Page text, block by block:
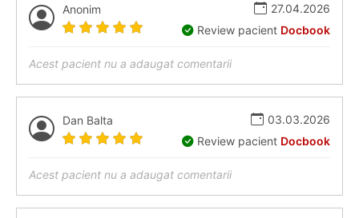
Anonim
27.04.2026
Review pacient Docbook
Acest pacient nu a adaugat comentarii
Dan Balta
03.03.2026
Review pacient Docbook
Acest pacient nu a adaugat comentarii